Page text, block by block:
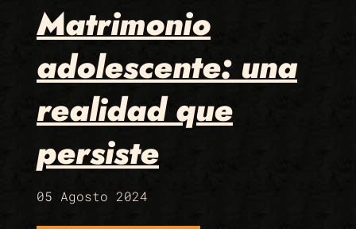
Matrimonio
adolescente: una
realidad que
persiste
05 Agosto 2024